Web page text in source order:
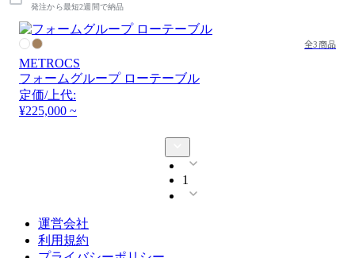
発注から最短2週間で納品
全3商品
METROCS
フォームグループ ローテーブル
定価/上代:
¥225,000 ~
1
運営会社
利用規約